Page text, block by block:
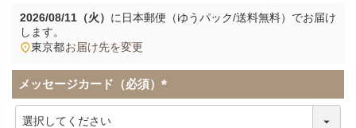
2026/08/11（火） に 日本郵便（ゆうパック/送料無料） でお届け
します。
東京都お届け先を変更
メッセージカード（必須）
(